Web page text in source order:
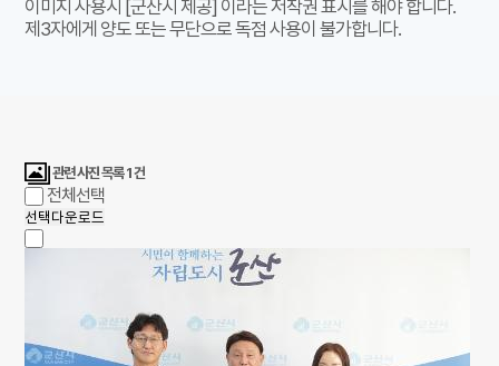
이미지 사용시 [군산시 제공] 이라는 저작권 표시를 해야 합니다.
제3자에게 양도 또는 무단으로 독점 사용이 불가합니다.
관련 사진 목록1건
전체선택
선택다운로드